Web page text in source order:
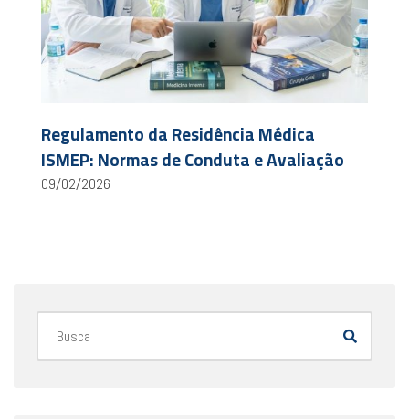
Regulamento da Residência Médica
ISMEP: Normas de Conduta e Avaliação
09/02/2026